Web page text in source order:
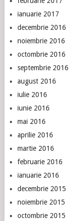
ianuarie 2017
decembrie 2016
noiembrie 2016
octombrie 2016
septembrie 2016
august 2016
iulie 2016
iunie 2016
mai 2016
aprilie 2016
martie 2016
februarie 2016
ianuarie 2016
decembrie 2015
noiembrie 2015
octombrie 2015